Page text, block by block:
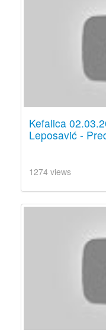
Kefalica
Leposavić -
1274 views